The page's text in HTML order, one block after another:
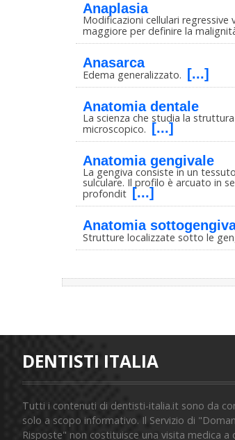
Anaplasia
Modificazioni cellulari
maggiore per definire la
Anasarca
Edema generalizzato. [...]
Anatomia dentale
La scienza che studia la
microscopico.
[...]
Anatomia gengivale
La gengiva consiste in un
sulculare. Il profilo è arcuato in
profondit [...]
Anatomia
Strutture localizzate sotto le
DENTISTI ITALIA
Tutti i contenuti di dentisti-italia.it sono da
solo a scopo informativo. Il Servizio di
Risposte" non costituisce una visita medica a